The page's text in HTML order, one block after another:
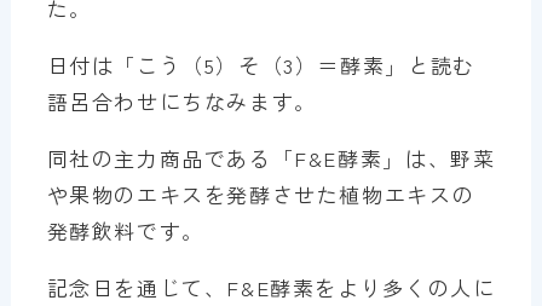
た。
日付は「こう（5）そ（3）＝酵素」と読む
語呂合わせにちなみます。
同社の主力商品である「F&E酵素」は、野菜
や果物のエキスを発酵させた植物エキスの
発酵飲料です。
記念日を通じて、F&E酵素をより多くの人に